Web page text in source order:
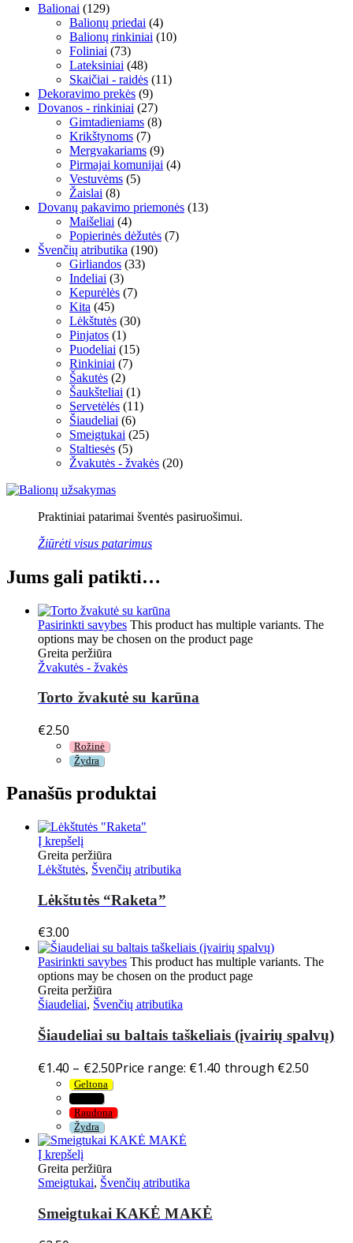
Balionai (129)
Balionų priedai (4)
Balionų rinkiniai (10)
Foliniai (73)
Lateksiniai (48)
Skaičiai - raidės (11)
Dekoravimo prekės (9)
Dovanos - rinkiniai (27)
Gimtadieniams (8)
Krikštynoms (7)
Mergvakariams (9)
Pirmajai komunijai (4)
Vestuvėms (5)
Žaislai (8)
Dovanų pakavimo priemonės (13)
Maišeliai (4)
Popierinės dėžutės (7)
Švenčių atributika (190)
Girliandos (33)
Indeliai (3)
Kepurėlės (7)
Kita (45)
Lėkštutės (30)
Pinjatos (1)
Puodeliai (15)
Rinkiniai (7)
Šakutės (2)
Šaukšteliai (1)
Servetėlės (11)
Šiaudeliai (6)
Smeigtukai (25)
Staltiesės (5)
Žvakutės - žvakės (20)
Praktiniai patarimai šventės pasiruošimui.
Žiūrėti visus patarimus
Jums gali patikti…
Pasirinkti savybes This product has multiple variants. The
options may be chosen on the product page
Greita peržiūra
Žvakutės - žvakės
Torto žvakutė su karūna
€2.50
Rožinė
Žydra
Panašūs produktai
Į krepšelį
Greita peržiūra
Lėkštutės, Švenčių atributika
Lėkštutės “Raketa”
€3.00
Pasirinkti savybes This product has multiple variants. The
options may be chosen on the product page
Greita peržiūra
Šiaudeliai, Švenčių atributika
Šiaudeliai su baltais taškeliais (įvairių spalvų)
€1.40 – €2.50Price range: €1.40 through €2.50
Geltona
Raudona
Žydra
Į krepšelį
Greita peržiūra
Smeigtukai, Švenčių atributika
Smeigtukai KAKĖ MAKĖ